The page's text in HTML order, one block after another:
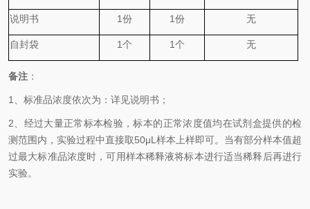
说明书 1份 1份 无
自封袋 1个 1个 无
备注 ：
1、 标准品浓度依次为 ： 详见说明书；
2、 经过大量正常标本检验，标本的正常浓度值均在试剂盒提供的检
测范围内，实验过程中直接取50μL 样本上样即可。当有部分样本值超
过最大标准品浓度时，可用样本稀释液将标本进行适当稀释后再进行
实验。